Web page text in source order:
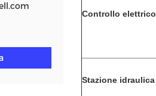
Controllo elettrico
Stazione idraulica